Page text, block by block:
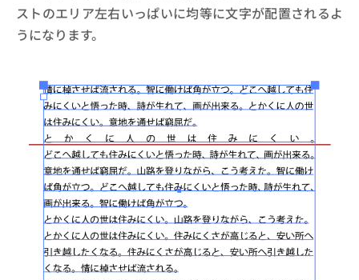
ストのエリア左右いっぱいに均等に文字が配置されるよ
うになります。